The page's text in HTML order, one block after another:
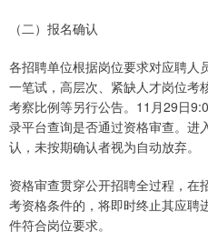
（二）报名确认
各招聘单位根据岗位要求对应聘人
一笔试，高层次、紧缺人才岗位考
考察比例等另行公告。11月29日
录平台查询是否通过资格审查。进
认，未按期确认者视为自动放弃。
资格审查贯穿公开招聘全过程，在
考资格条件的，将即时终止其应聘
件符合岗位要求。